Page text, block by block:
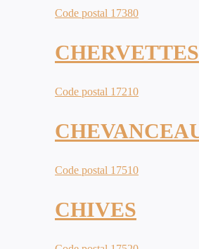
Code postal 17380
CHERVETTES
Code postal 17210
Code postal 17510
CHIVES